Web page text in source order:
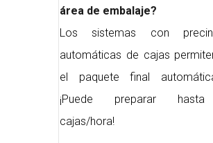
área de embalaje?
Los sistemas con
automáticas de cajas
el paquete final
¡Puede preparar
cajas/hora!